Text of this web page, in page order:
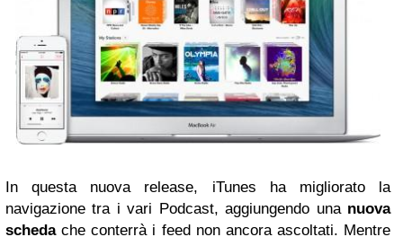
In questa nuova release, iTunes ha migliorato la
navigazione tra i vari Podcast, aggiungendo una nuova
schedache conterrà i feed non ancora ascoltati. Mentre